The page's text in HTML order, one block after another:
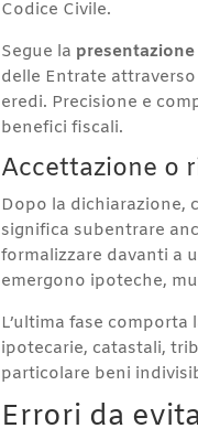
Codice Civile.
Segue la
delle Entrate
eredi. Precisione e
benefici fiscali.
Accettazione o
Dopo la dichiarazione,
significa subentrare
formalizzare davanti a
emergono ipoteche,
L’ultima fase comporta
ipotecarie, catastali,
particolare beni
Errori da